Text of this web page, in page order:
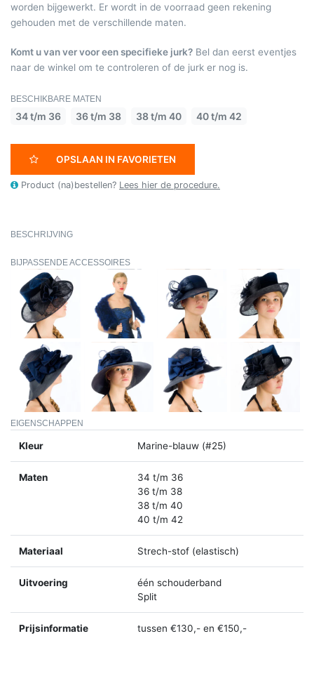
worden bijgewerkt. Er wordt in de voorraad geen rekening
gehouden met de verschillende maten.
Komt u van ver voor een specifieke jurk? Bel dan eerst eventjes
naar de winkel om te controleren of de jurk er nog is.
BESCHIKBARE MATEN
34 t/m 36 36 t/m 38 38 t/m 40 40 t/m 42
OPSLAAN IN FAVORIETEN
Product (na)bestellen? Lees hier de procedure.
BESCHRIJVING
BIJPASSENDE ACCESSOIRES
EIGENSCHAPPEN
Kleur Marine-blauw (#25)
Maten
34 t/m 36
36 t/m 38
38 t/m 40
40 t/m 42
Materiaal Strech-stof (elastisch)
Uitvoering
één schouderband
Split
Prijsinformatie tussen €130,- en €150,-